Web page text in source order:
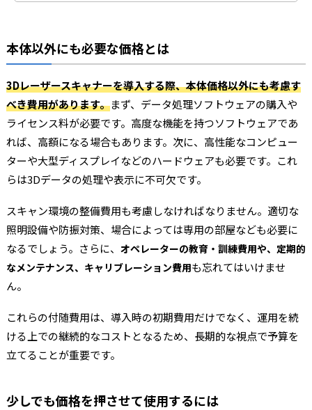
本体以外にも必要な価格とは
3Dレーザースキャナーを導入する際、本体価格以外にも考慮す
べき費用があります。まず、データ処理ソフトウェアの購入や
ライセンス料が必要です。高度な機能を持つソフトウェアであ
れば、高額になる場合もあります。次に、高性能なコンピュー
ターや大型ディスプレイなどのハードウェアも必要です。これ
らは3Dデータの処理や表示に不可欠です。
スキャン環境の整備費用も考慮しなければなりません。適切な
照明設備や防振対策、場合によっては専用の部屋なども必要に
なるでしょう。さらに、 オペレーターの教育・訓練費用や、定期的
なメンテナンス、キャリブレーション費用も忘れてはいけませ
ん。
これらの付随費用は、導入時の初期費用だけでなく、運用を続
ける上での継続的なコストとなるため、長期的な視点で予算を
立てることが重要です。
少しでも価格を押させて使用するには